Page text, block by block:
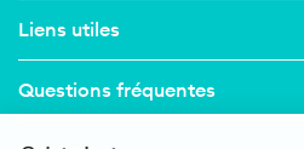
Liens utiles
Questions fréquentes